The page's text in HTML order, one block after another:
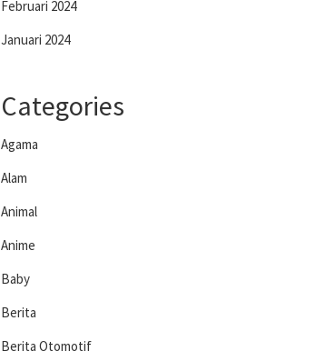
Februari 2024
Januari 2024
Categories
Agama
Alam
Animal
Anime
Baby
Berita
Berita Otomotif